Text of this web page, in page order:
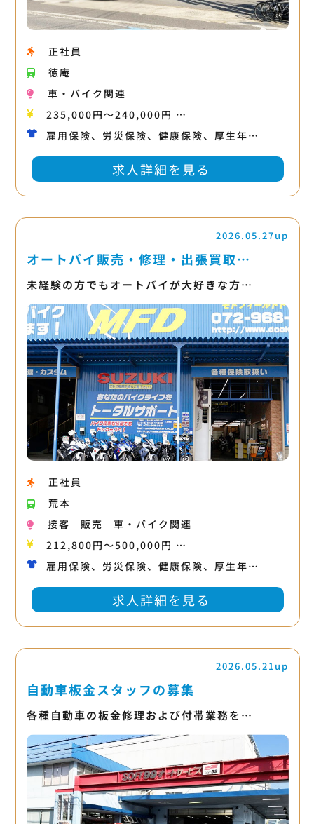
正社員
徳庵
車・バイク関連
235,000円〜240,000円 …
雇用保険、労災保険、健康保険、厚生年…
求人詳細を見る
2026.05.27up
オートバイ販売・修理・出張買取…
未経験の方でもオートバイが大好きな方…
正社員
荒本
接客
販売
車・バイク関連
212,800円〜500,000円 …
雇用保険、労災保険、健康保険、厚生年…
求人詳細を見る
2026.05.21up
自動車板金スタッフの募集
各種自動車の板金修理および付帯業務を…